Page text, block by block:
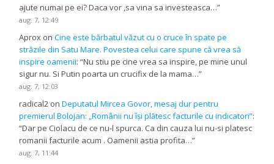
ajute numai pe ei? Daca vor ,sa vina sa investeasca…”
aug. 7, 12:49
Aprox onCine este bărbatul văzut cu o cruce în spate pe
străzile din Satu Mare. Povestea celui care spune că vrea să
inspire oamenii: “Nu stiu pe cine vrea sa inspire, pe mine unul
sigur nu. Si Putin poarta un crucifix de la mama…”
aug. 7, 12:03
radical2 onDeputatul Mircea Govor, mesaj dur pentru
premierul Bolojan: „Românii nu își plătesc facturile cu indicatori”:
“Dar pe Ciolacu de ce nu-l spurca. Ca din cauza lui nu-si platesc
romanii facturile acum . Oamenii astia profita…”
aug. 7, 11:44